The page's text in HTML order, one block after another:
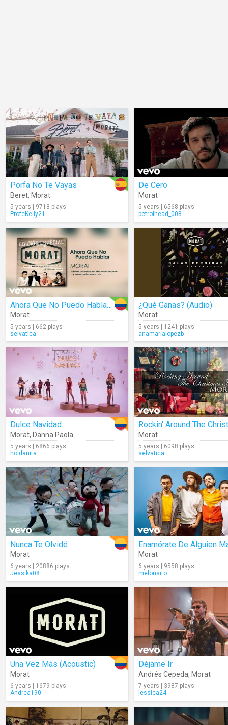
Porfa No Te Vayas
Beret, Morat
5 years | 9718 plays
ProfeKelly21
De Cero
Morat
5 years | 6568 plays
petrolhead_008
Ahora Que No Puedo Hablar (Audio)
Morat
5 years | 662 plays
selvatica
¿Qué Ganas? (Audio)
Morat
5 years | 1241 plays
anamarialopezb
Dulce Navidad
Morat, Danna Paola
5 years | 6866 plays
holdanita
Morat
5 years | 6098 plays
selvatica
Nunca Te Olvidé
Morat
6 years | 20886 plays
Jessika08
Enamórate De Alguien
Morat
6 years | 9558 plays
melonsito
Una Vez Más (Acoustic)
Morat
6 years | 1679 plays
Andrea190
Déjame Ir
Andrés Cepeda, Morat
7 years | 3987 plays
jessica24